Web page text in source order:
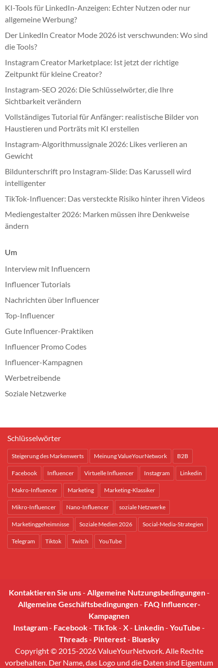
KI-Tools für LinkedIn-Anzeigen: Echter Nutzen oder nur
allgemeine Werbung?
Der LinkedIn Creator Mode 2026 ist verschwunden: Wo sind
die Tools?
Instagram Creator Marketplace: Ist jetzt der richtige
Zeitpunkt für kleine Creator?
Instagram-SEO 2026: Die Schlüsselwörter, die Ihre
Sichtbarkeit verändern
Vollständiges Tutorial für Anfänger: realistische Bilder von
Haustieren und Porträts mit KI erstellen
Instagram-Algorithmussignale 2026: Likes verlieren an
Gewicht
Bildunterschrift pro Instagram-Slide: Das Karussell wird
intelligenter
TikTok-Influencer: Das versteckte Risiko hinter ihren Videos
Mediengestalter 2026: Marken müssen ihre Denkweise
ändern
Um
Interview mit Influencern
Influencer Tutorials
Nachrichten über Influencer
Top-Influencer
Gute Influencer-Praktiken
Influencer Promo Codes
Influencer-Kampagnen
Werbetreibende
Soziale Netzwerke
Schlüsselwörter
Steigerung des Markenwerts Meinung ValueYourNetwork B2B
Facebook Influencer Virtuelle Influencer Instagram Linkedin
Makro-Influencer Marketing Marketing-Klassiker
Mikro-Influencer Nano-Influencer soziale Netzwerke
Marketinggeheimnisse Soziale Medien 2026 Social-Media-Strategien
Telegram Tiktok Twitch YouTube
Kontaktieren Sie uns- Allgemeine Nutzungsbedingungen-
Allgemeine Geschäftsbedingungen- FAQ Influencer-
Kampagnen
Instagram- Facebook- TikTok- X- Linkedin- YouTube -
Threads- Pinterest- Bluesky
Copyright © 2015-2026 ValueYourNetwork. Alle Rechte
vorbehalten. Der Name, das Logo und die Daten sind Eigentum